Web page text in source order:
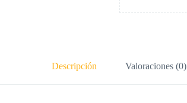
Descripción Valoraciones (0)